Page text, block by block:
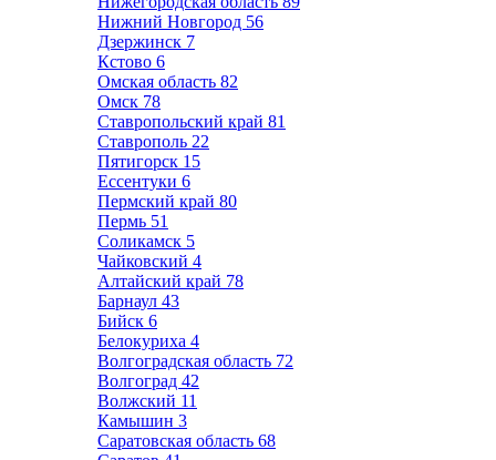
Нижний Новгород 56
Дзержинск 7
Кстово 6
Омская область 82
Омск 78
Ставропольский край 81
Ставрополь 22
Пятигорск 15
Ессентуки 6
Пермский край 80
Пермь 51
Соликамск 5
Чайковский 4
Алтайский край 78
Барнаул 43
Бийск 6
Белокуриха 4
Волгоградская область 72
Волгоград 42
Волжский 11
Камышин 3
Саратовская область 68